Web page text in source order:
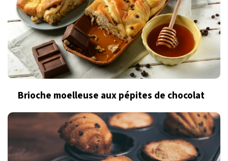
Brioche moelleuse aux pépites de chocolat